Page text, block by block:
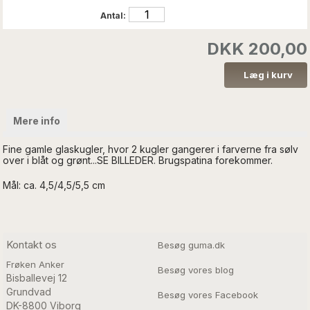
Antal:
DKK 200,00
Mere info
Fine gamle glaskugler, hvor 2 kugler gangerer i farverne fra sølv
over i blåt og grønt...SE BILLEDER. Brugspatina forekommer.
Mål: ca. 4,5/4,5/5,5 cm
Kontakt os
Frøken Anker
Bisballevej 12
Grundvad
DK-8800 Viborg
Besøg guma.dk
Besøg vores blog
Besøg vores Facebook